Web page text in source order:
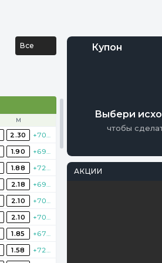
Все
М
2.30
1.90
1.88
2.18
2.10
2.10
1.85
1.58
Купон
Выбери
чтобы
АКЦИИ